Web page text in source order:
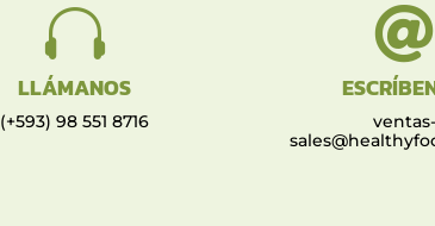

LLÁMANOS
(+593) 98 551 8716

ventas-